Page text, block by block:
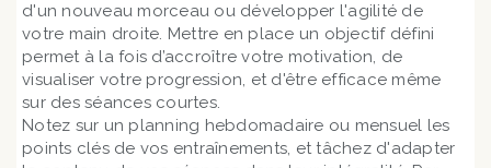
d'un nouveau morceau ou développer l'agilité de
votre main droite. Mettre en place un objectif défini
permet à la fois d’accroître votre motivation, de
visualiser votre progression, et d'être efficace même
sur des séances courtes.
Notez sur un planning hebdomadaire ou mensuel les
points clés de vos entraînements, et tâchez d'adapter